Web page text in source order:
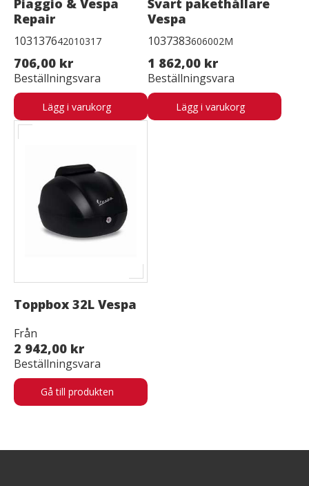
Piaggio & Vespa
Repair
103137642010317
706,00 kr
Beställningsvara
Lägg i varukorg
Svart pakethållare
Vespa
1037383606002M
1 862,00 kr
Beställningsvara
Lägg i varukorg
Toppbox 32L Vespa
Från
2 942,00 kr
Beställningsvara
Gå till produkten